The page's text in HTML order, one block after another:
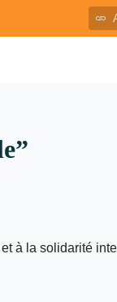
à la solidarité